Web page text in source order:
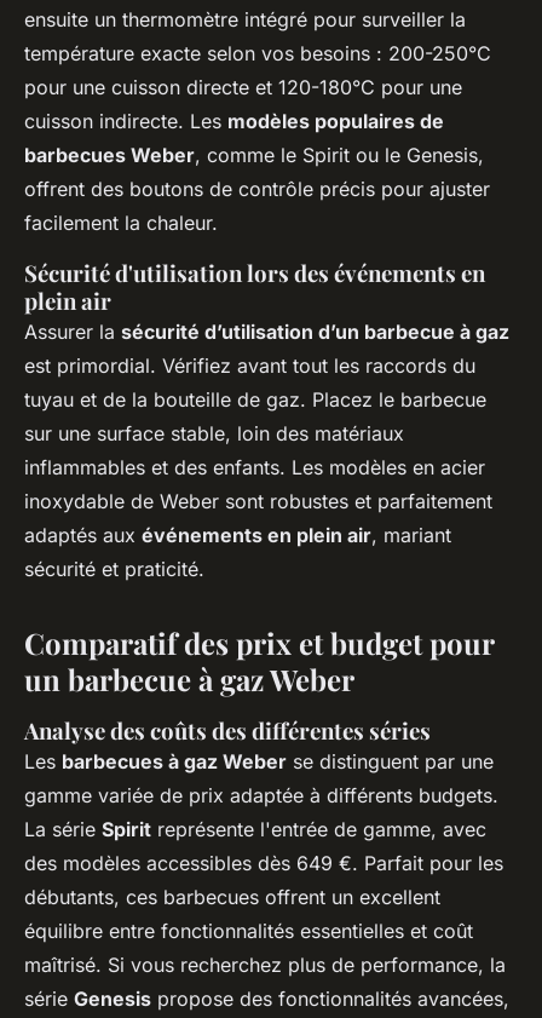
ensuite un thermomètre intégré pour surveiller la
température exacte selon vos besoins : 200-250°C
pour une cuisson directe et 120-180°C pour une
cuisson indirecte. Les modèles populaires de
barbecues Weber, comme le Spirit ou le Genesis,
offrent des boutons de contrôle précis pour ajuster
facilement la chaleur.
Sécurité d'utilisation lors des événements en
plein air
Assurer la sécurité d’utilisation d’un barbecue à gaz
est primordial. Vérifiez avant tout les raccords du
tuyau et de la bouteille de gaz. Placez le barbecue
sur une surface stable, loin des matériaux
inflammables et des enfants. Les modèles en acier
inoxydable de Weber sont robustes et parfaitement
adaptés aux événements en plein air, mariant
sécurité et praticité.
Comparatif des prix et budget pour
un barbecue à gaz Weber
Analyse des coûts des différentes séries
Les barbecues à gaz Weber se distinguent par une
gamme variée de prix adaptée à différents budgets.
La série Spirit représente l'entrée de gamme, avec
des modèles accessibles dès 649 €. Parfait pour les
débutants, ces barbecues offrent un excellent
équilibre entre fonctionnalités essentielles et coût
maîtrisé. Si vous recherchez plus de performance, la
série Genesis propose des fonctionnalités avancées,